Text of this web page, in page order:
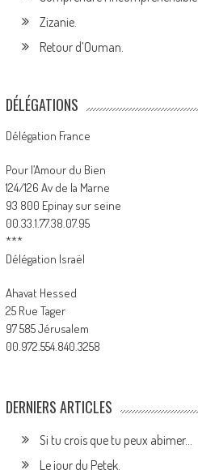
Zizanie.
Retour d’Ouman.
DÉLÉGATIONS
Délégation France
Pour l’Amour du Bien
124/126 Av de la Marne
93 800 Epinay sur seine
00.33.1.77.38.07.95
***
Délégation Israël
Ahavat Hessed
25 Rue Tager
97 585 Jérusalem
00.972.554.840.3258
DERNIERS ARTICLES
Si tu crois que tu peux abimer…
Le jour du Petek.